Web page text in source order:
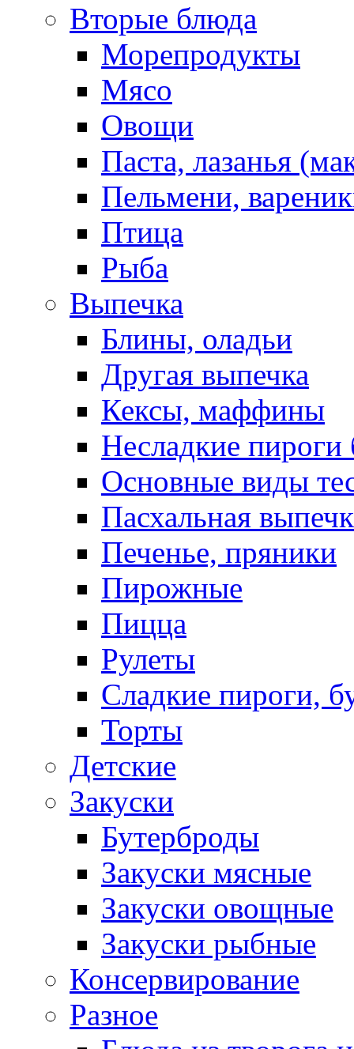
Вторые блюда
Морепродукты
Мясо
Овощи
Паста, лазанья
Пельмени,
Птица
Рыба
Выпечка
Блины, оладьи
Другая выпечка
Кексы, маффины
Несладкие пироги
Основные виды
Пасхальная
Печенье, пряники
Пирожные
Пицца
Рулеты
Сладкие пироги,
Торты
Детские
Закуски
Бутерброды
Закуски мясные
Закуски овощные
Закуски рыбные
Консервирование
Разное